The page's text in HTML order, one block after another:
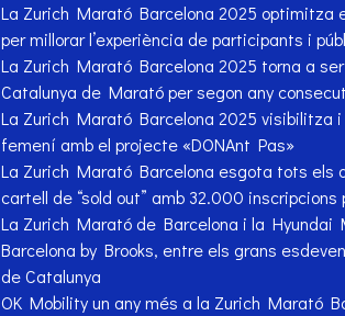
La Zurich Marató Barcelona 2025 optimitza
per millorar l’experiència de participants i
La Zurich Marató Barcelona 2025 torna a
Catalunya de Marató per segon any
La Zurich Marató Barcelona 2025 visibilitza i
femení amb el projecte «DONAnt Pas»
La Zurich Marató Barcelona esgota tots els
cartell de “sold out” amb 32.000 inscripcions
La Zurich Marató de Barcelona i la
Barcelona by Brooks, entre els grans
de Catalunya
OK Mobility un any més a la Zurich Marató